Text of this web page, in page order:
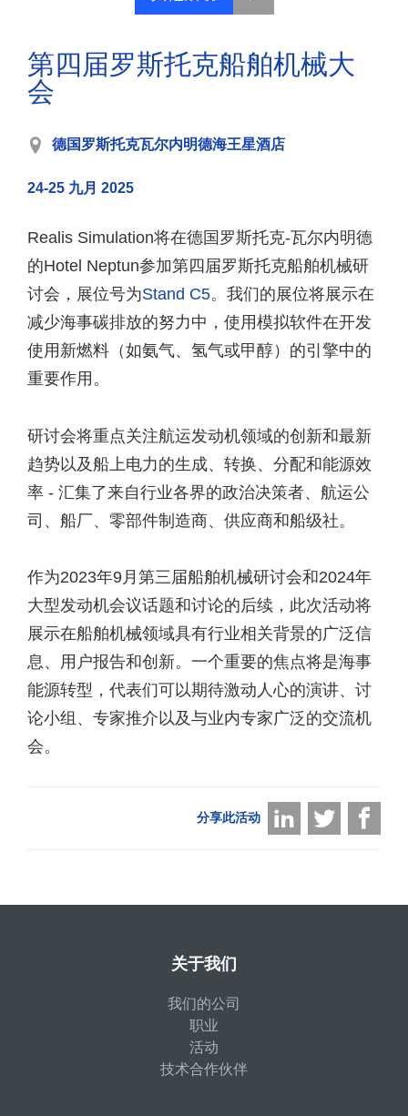
第四届罗斯托克船舶机械大
会
德国罗斯托克瓦尔内明德海王星酒店
24-25 九月 2025
Realis Simulation将在德国罗斯托克-瓦尔内明德
的Hotel Neptun参加第四届罗斯托克船舶机械研
讨会，展位号为Stand C5。我们的展位将展示在
减少海事碳排放的努力中，使用模拟软件在开发
使用新燃料（如氨气、氢气或甲醇）的引擎中的
重要作用。
研讨会将重点关注航运发动机领域的创新和最新
趋势以及船上电力的生成、转换、分配和能源效
率 - 汇集了来自行业各界的政治决策者、航运公
司、船厂、零部件制造商、供应商和船级社。
作为2023年9月第三届船舶机械研讨会和2024年
大型发动机会议话题和讨论的后续，此次活动将
展示在船舶机械领域具有行业相关背景的广泛信
息、用户报告和创新。一个重要的焦点将是海事
能源转型，代表们可以期待激动人心的演讲、讨
论小组、专家推介以及与业内专家广泛的交流机
会。
分享此活动
关于我们
我们的公司
职业
活动
技术合作伙伴